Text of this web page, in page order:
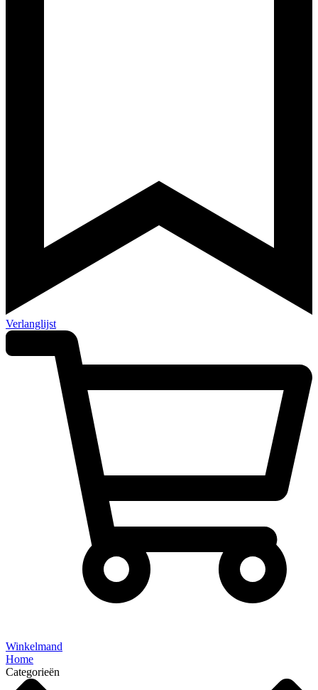
Verlanglijst
Winkelmand
Home
Categorieën